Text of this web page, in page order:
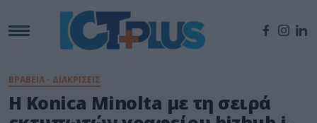
ΒΡΑΒΕΙΑ - ΔΙΑΚΡΙΣΕΙΣ
Η Konica Minolta με τη σειρά